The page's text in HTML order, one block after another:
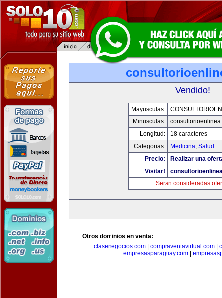
Vendido!
Mayusculas:
Minusculas:
Longitud:
18 caracteres
Categorias:
Medicina, Salud
Precio:
Realizar una
Visitar!
Serán consideradas
Otros dominios en venta:
clasenegocios.com| compraventavirtual.com|
empresasparaguay.com|